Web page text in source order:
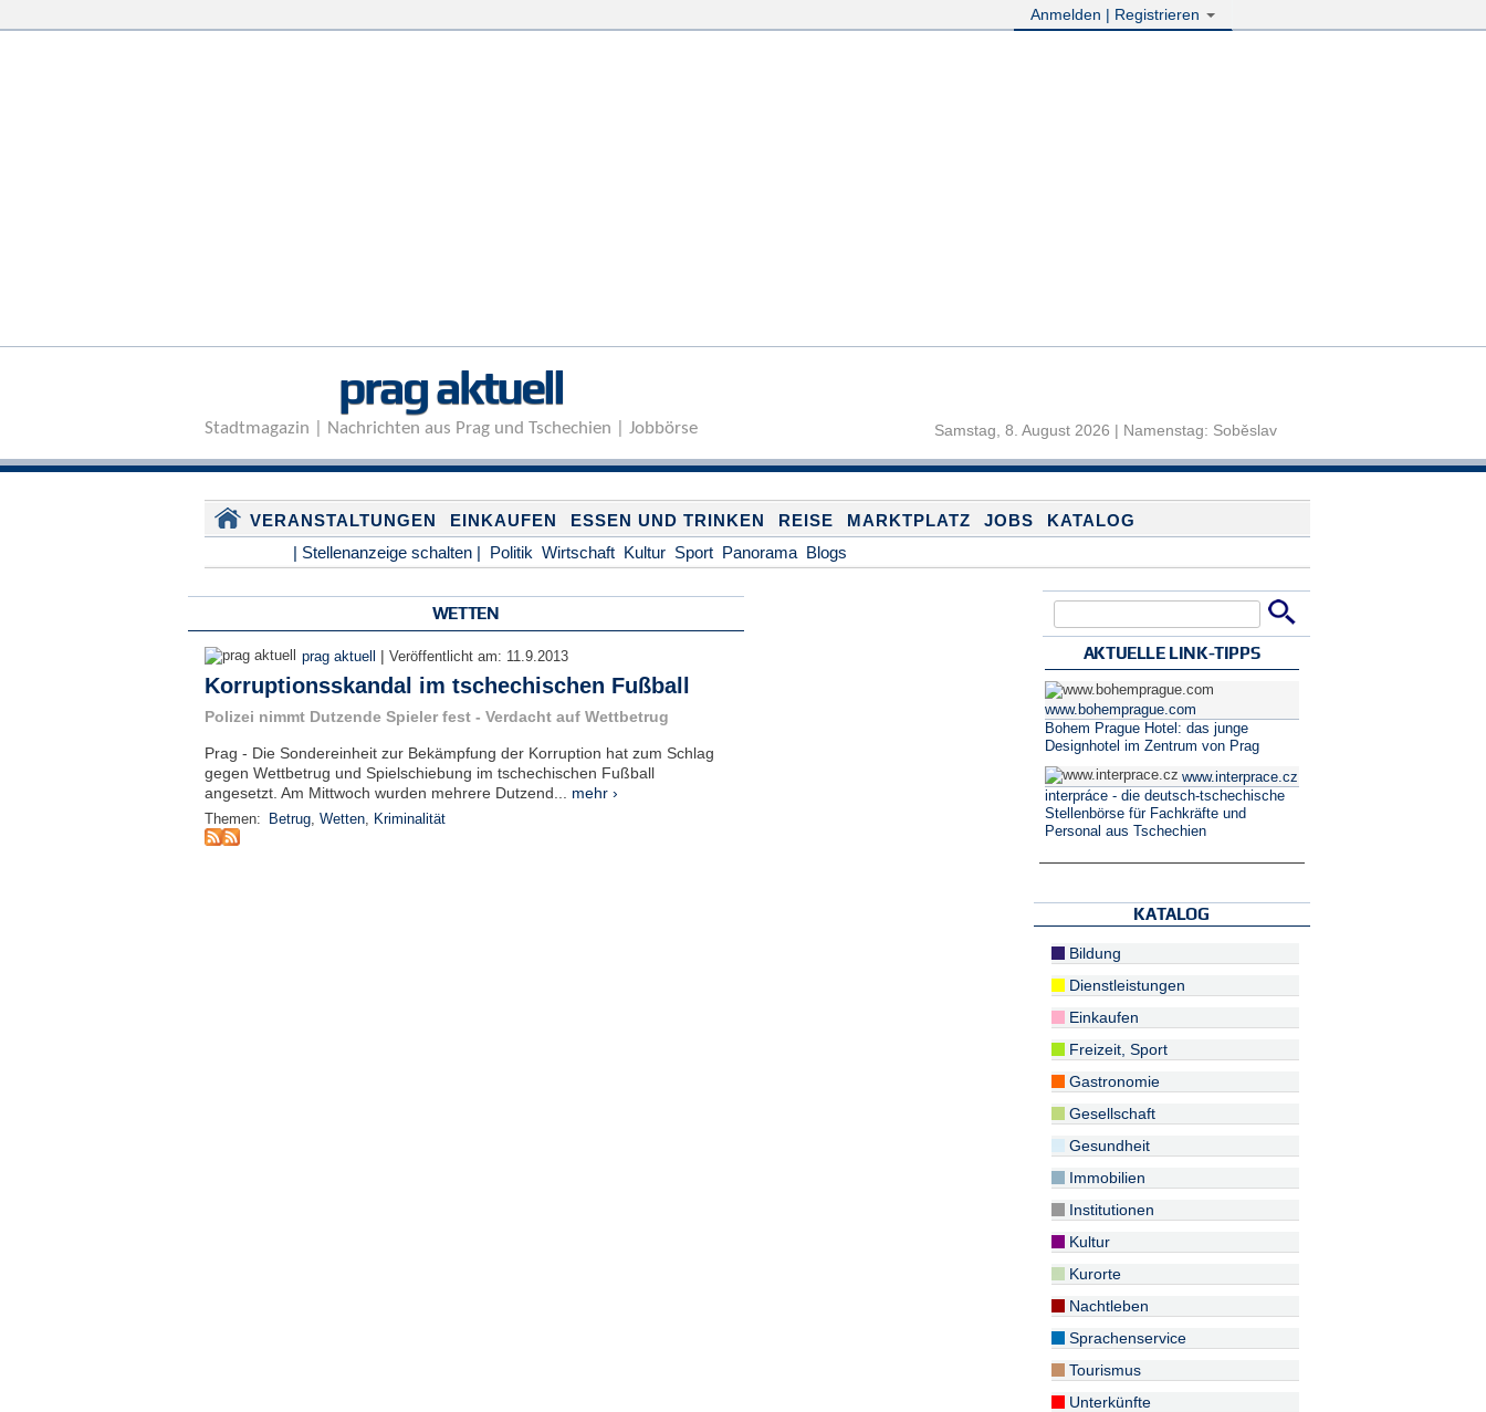
Anmelden | Registrieren
prag aktuell
Stadtmagazin | Nachrichten aus Prag und Tschechien | Jobbörse Samstag, 8. August 2026 | Namenstag: Soběslav
VERANSTALTUNGEN EINKAUFEN ESSEN UND TRINKEN REISE MARKTPLATZ JOBS
KATALOG
| Stellenanzeige schalten | Politik Wirtschaft Kultur Sport Panorama Blogs
WETTEN
prag aktuell | Veröffentlicht am: 11.9.2013
Korruptionsskandal im tschechischen Fußball
Polizei nimmt Dutzende Spieler fest - Verdacht auf Wettbetrug
Prag - Die Sondereinheit zur Bekämpfung der Korruption hat zum Schlag
gegen Wettbetrug und Spielschiebung im tschechischen Fußball
angesetzt. Am Mittwoch wurden mehrere Dutzend... mehr ›
Themen: Betrug, Wetten, Kriminalität
AKTUELLE LINK-TIPPS
www.bohemprague.com
Bohem Prague Hotel: das junge
Designhotel im Zentrum von Prag
www.interprace.cz
interpráce - die deutsch-tschechische
Stellenbörse für Fachkräfte und
Personal aus Tschechien
KATALOG
Bildung
Dienstleistungen
Einkaufen
Freizeit, Sport
Gastronomie
Gesellschaft
Gesundheit
Immobilien
Institutionen
Kultur
Kurorte
Nachtleben
Sprachenservice
Tourismus
Unterkünfte